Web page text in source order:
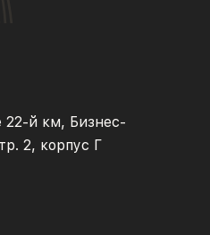
22-й км, Бизнес-
2, корпус Г